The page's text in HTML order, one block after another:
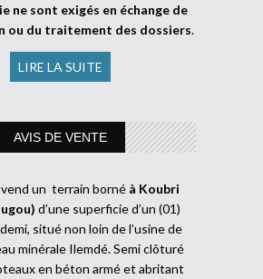
ne sont exigés en échange de
ou du traitement des dossiers.
LIRE LA SUITE
AVIS DE VENTE
un terrain borné à Koubri
d’une superficie d’un (01)
situé non loin de l’usine de
minérale Ilemdé. Semi clôturé
en béton armé et abritant